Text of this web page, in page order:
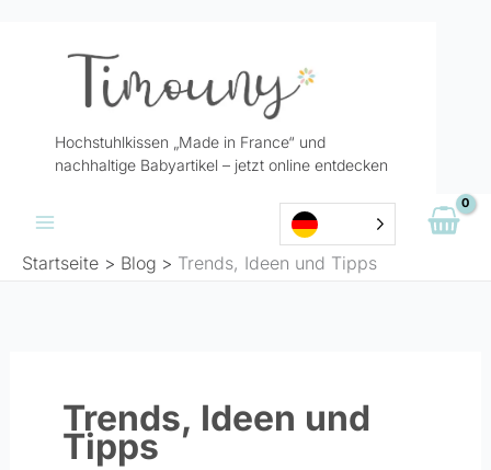
Hochstuhlkissen „Made in France“ und
nachhaltige Babyartikel – jetzt online entdecken
Startseite Blog Trends, Ideen und Tipps
Trends, Ideen und
Tipps